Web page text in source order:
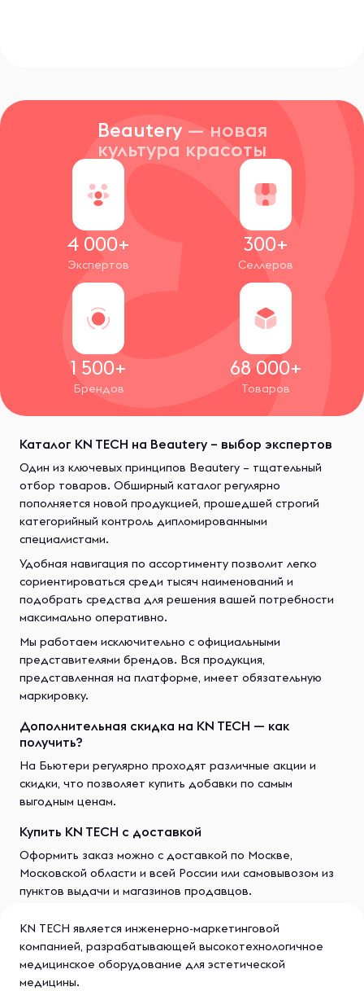
Beautery — новая
культура красоты
4 000+
Экспертов
300+
Селлеров
1 500+
Брендов
68 000+
Товаров
Каталог KN TECH на Beautery – выбор экспертов
Один из ключевых принципов Beautery – тщательный
отбор товаров. Обширный каталог регулярно
пополняется новой продукцией, прошедшей строгий
категорийный контроль дипломированными
специалистами.
Удобная навигация по ассортименту позволит легко
сориентироваться среди тысяч наименований и
подобрать средства для решения вашей потребности
максимально оперативно.
Мы работаем исключительно с официальными
представителями брендов. Вся продукция,
представленная на платформе, имеет обязательную
маркировку.
Дополнительная скидка на KN TECH — как
получить?
На Бьютери регулярно проходят различные акции и
скидки, что позволяет купить добавки по самым
выгодным ценам.
Купить KN TECH с доставкой
Оформить заказ можно с доставкой по Москве,
Московской области и всей России или самовывозом из
пунктов выдачи и магазинов продавцов.
KN TECH является инженерно-маркетинговой
компанией, разрабатывающей высокотехнологичное
медицинское оборудование для эстетической
медицины.